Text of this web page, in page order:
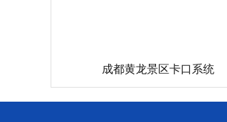
成都黄龙景区卡口系统